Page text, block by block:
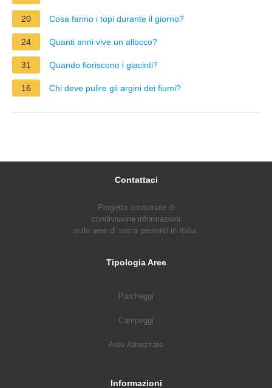
20 Cosa fanno i topi durante il giorno?
24 Quanti anni vive un allocco?
31 Quando fioriscono i giacinti?
16 Chi deve pulire gli argini dei fiumi?
Contattaci
Progetto amatoriale di
condivisione informazioni
sulle aree di sosta presenti in Italia.
Tipologia Aree
Parcheggi
Campeggi
Aree Attrezzate
Informazioni